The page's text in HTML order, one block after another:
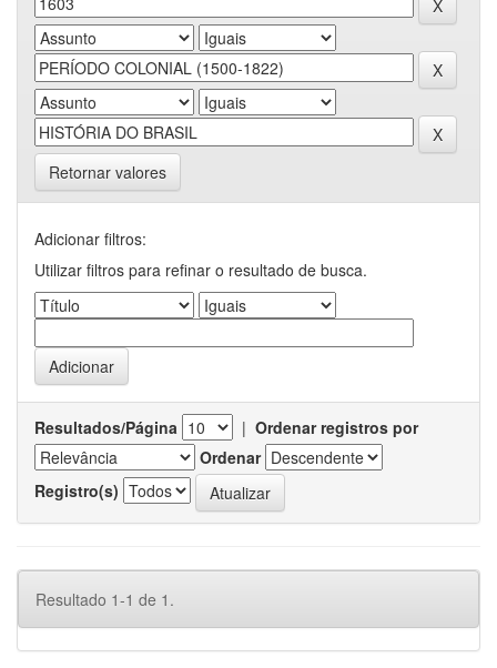
Retornar valores
Adicionar filtros:
Utilizar filtros para refinar o resultado de busca.
Resultados/Página | Ordenar registros por
Ordenar
Registro(s)
Resultado 1-1 de 1.